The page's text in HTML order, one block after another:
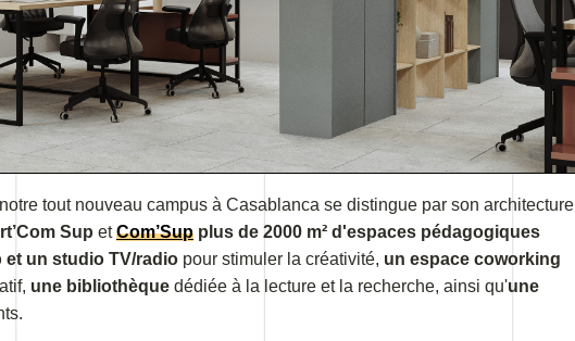
tout nouveau campus à Casablanca se distingue par son architecture
Sup etCom’Sup plus de 2000 m² d'espaces pédagogiques
et un studio TV/radio pour stimuler la créativité, un espace coworking
une bibliothèque dédiée à la lecture et la recherche, ainsi qu'une